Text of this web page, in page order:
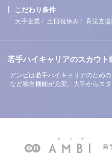
こだわり条件
大手企業 / 土日祝休み / 育児支
若手ハイキャリアのスカウト
アンビは若手ハイキャリアのため
など独自機能が充実。大手からス
若